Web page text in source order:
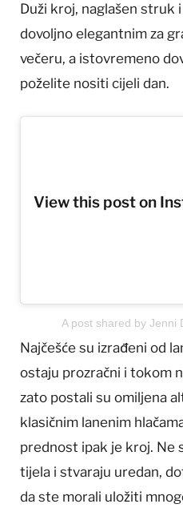
Duži kroj, naglašen struk
dovoljno elegantnim za
večeru, a istovremeno
poželite nositi cijeli dan.
View this post on
A post shared by Jenni
Najčešće su izrađeni od
ostaju prozračni i tokom
zato postali su omiljena
klasičnim lanenim
prednost ipak je kroj. Ne
tijela i stvaraju uredan,
da ste morali uložiti